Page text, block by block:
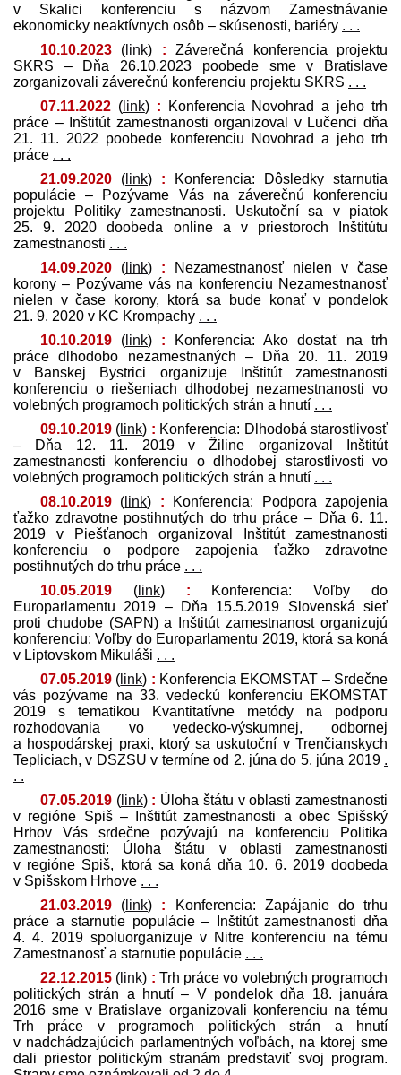
v Skalici konferenciu s názvom Zamestnávanie
ekonomicky neaktívnych osôb – skúsenosti, bariéry . . .
10.10.2023 ( link) : Záverečná konferencia projektu
SKRS – Dňa 26.10.2023 poobede sme v Bratislave
zorganizovali záverečnú konferenciu projektu SKRS . . .
07.11.2022 (link) : Konferencia Novohrad a jeho trh
práce – Inštitút zamestnanosti organizoval v Lučenci dňa
21. 11. 2022 poobede konferenciu Novohrad a jeho trh
práce . . .
21.09.2020 ( link) : Konferencia: Dôsledky starnutia
populácie – Pozývame Vás na záverečnú konferenciu
projektu Politiky zamestnanosti. Uskutoční sa v piatok
25. 9. 2020 doobeda online a v priestoroch Inštitútu
zamestnanosti . . .
14.09.2020 ( link) : Nezamestnanosť nielen v čase
korony – Pozývame vás na konferenciu Nezamestnanosť
nielen v čase korony, ktorá sa bude konať v pondelok
21. 9. 2020 v KC Krompachy . . .
10.10.2019 ( link) : Konferencia: Ako dostať na trh
práce dlhodobo nezamestnaných – Dňa 20. 11. 2019
v Banskej Bystrici organizuje Inštitút zamestnanosti
konferenciu o riešeniach dlhodobej nezamestnanosti vo
volebných programoch politických strán a hnutí . . .
09.10.2019 ( link) : Konferencia: Dlhodobá starostlivosť
– Dňa 12. 11. 2019 v Žiline organizoval Inštitút
zamestnanosti konferenciu o dlhodobej starostlivosti vo
volebných programoch politických strán a hnutí . . .
08.10.2019 ( link) : Konferencia: Podpora zapojenia
ťažko zdravotne postihnutých do trhu práce – Dňa 6. 11.
2019 v Piešťanoch organizoval Inštitút zamestnanosti
konferenciu o podpore zapojenia ťažko zdravotne
postihnutých do trhu práce . . .
10.05.2019 (link) : Konferencia: Voľby do
Europarlamentu 2019 – Dňa 15.5.2019 Slovenská sieť
proti chudobe (SAPN) a Inštitút zamestnanost organizujú
konferenciu: Voľby do Europarlamentu 2019, ktorá sa koná
v Liptovskom Mikuláši . . .
07.05.2019 ( link) : Konferencia EKOMSTAT – Srdečne
vás pozývame na 33. vedeckú konferenciu EKOMSTAT
2019 s tematikou Kvantitatívne metódy na podporu
rozhodovania vo vedecko-výskumnej, odbornej
a hospodárskej praxi, ktorý sa uskutoční v Trenčianskych
Tepliciach, v DSZSU v termíne od 2. júna do 5. júna 2019 .
. .
07.05.2019 (link) : Úloha štátu v oblasti zamestnanosti
v regióne Spiš – Inštitút zamestnanosti a obec Spišský
Hrhov Vás srdečne pozývajú na konferenciu Politika
zamestnanosti: Úloha štátu v oblasti zamestnanosti
v regióne Spiš, ktorá sa koná dňa 10. 6. 2019 doobeda
v Spišskom Hrhove . . .
21.03.2019 ( link) : Konferencia: Zapájanie do trhu
práce a starnutie populácie – Inštitút zamestnanosti dňa
4. 4. 2019 spoluorganizuje v Nitre konferenciu na tému
Zamestnanosť a starnutie populácie . . .
22.12.2015 ( link) : Trh práce vo volebných programoch
politických strán a hnutí – V pondelok dňa 18. januára
2016 sme v Bratislave organizovali konferenciu na tému
Trh práce v programoch politických strán a hnutí
v nadchádzajúcich parlamentných voľbách, na ktorej sme
dali priestor politickým stranám pred­staviť svoj program.